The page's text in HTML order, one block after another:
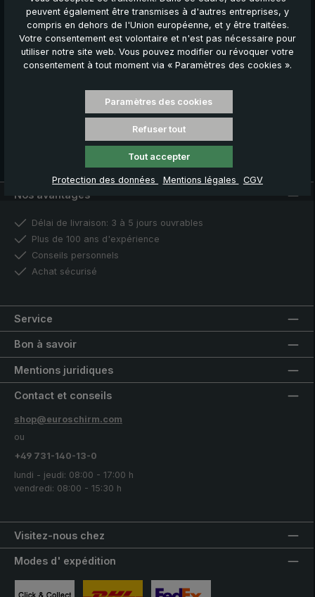
Vos avantages
€ 5,00 bon de bienvenue
Offres de réduction exclusives
Renseignements sur les nouveaux produits
Inscrivez-vous maintenant
Vous pouvez vous désinscrire à tout moment. Pour plus
d'informations, consultez notredéclaration de confidentialité
Nos avantages
Délai de livraison: 3 à 5 jours ouvrables
Plus de 100 ans d'expérience
Conseils personnels
Achat sécurisé
Service
Bon à savoir
Mentions juridiques
Visitez-nous chez
Contact et conseils
shop@euroschirm.com
ou
+49 731-140-13-0
lundi - jeudi: 08:00 - 17:00 h
vendredi: 08:00 - 15:30 h
Modes d' expédition
peuvent également être transmises à d'autres entreprises, y
compris en dehors de l'Union européenne, et y être traitées.
Votre consentement est volontaire et n'est pas nécessaire pour
utiliser notre site web. Vous pouvez modifier ou révoquer votre
consentement à tout moment via « Paramètres des cookies ».
Paramètres des cookies
Refuser tout
Tout accepter
Protection des données Mentions légales CGV